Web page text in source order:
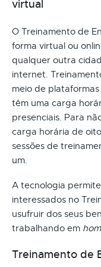
virtual
O Treinamento de
forma virtual ou
qualquer outra
internet.
meio de
têm uma carga
presenciais. Para
carga horária de
sessões de
um.
A tecnologia
interessados no
usufruir dos seus
trabalhando em
Treinamento de